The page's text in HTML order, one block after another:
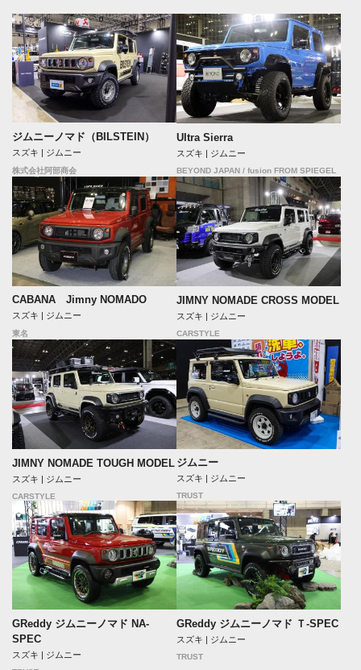
ジムニーノマド（BILSTEIN）
スズキ | ジムニー
株式会社阿部商会
Ultra Sierra
スズキ | ジムニー
BEYOND JAPAN / fusion FROM SPIEGEL
CABANA Jimny NOMADO
スズキ | ジムニー
東名
JIMNY NOMADE CROSS MODEL
スズキ | ジムニー
CARSTYLE
JIMNY NOMADE TOUGH MODEL
スズキ | ジムニー
CARSTYLE
ジムニー
スズキ | ジムニー
TRUST
GReddy ジムニーノマド NA-
SPEC
スズキ | ジムニー
GReddy ジムニーノマド Ｔ-SPEC
スズキ | ジムニー
TRUST